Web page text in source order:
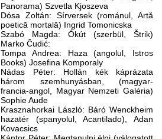
Panorama) Szvetla Kjoszeva
Dósa Zoltán: Sírversek (románul, Artă
poetică mortală) Ingrid Tomonicska
Szabó Magda: Ókút (szerbül, Štrik)
Marko Čudić:
Tompa Andrea: Haza (angolul, Istros
Books) Josefina Komporaly
Nádas Péter: Hollán kék káprázata
három szemhunyásban, (magyar-
francia-angol, Magyar Nemzeti Galéria)
Sophie Aude
Krasznahorkai László: Báró Wenckheim
hazatér (spanyolul, Acantilado), Adan
Kovacsics